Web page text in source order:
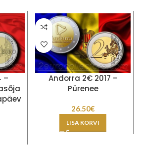
–
Andorra 2€ 2017 –
Pürenee
26.50€
LISA KORVI